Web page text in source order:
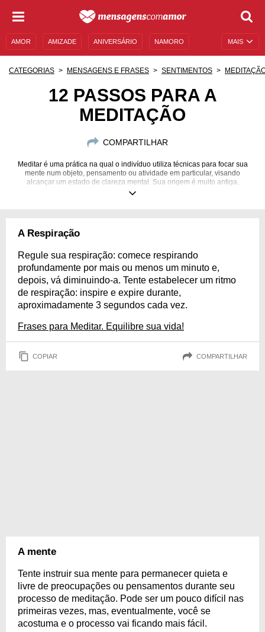
MAIS
AMOR AMIZADE ANIVERSÁRIO NAMORO
MENSAGENS E FRASES MENSAGENS DE ANIVERSÁRIO
CATEGORIAS MENSAGENS E FRASES SENTIMENTOS
12 PASSOS PARA A
MEDITAÇÃO
COMPARTILHAR
Meditar é uma prática na qual o indivíduo utiliza técnicas para focar sua
mente num objeto, pensamento ou atividade em particular, visando
alcançar um estado de clareza mental. Sua origem é muito antiga,
remontando às tradições orientais, especialmente a ioga. Aprenda como
A Respiração
Regule sua respiração: comece respirando
profundamente por mais ou menos um minuto e,
depois, vá diminuindo-a. Tente estabelecer um ritmo
de respiração: inspire e expire durante,
aproximadamente 3 segundos cada vez.
Frases para Meditar. Equilibre sua vida!
COPIAR COMPARTILHAR
A mente
Tente instruir sua mente para permanecer quieta e
livre de preocupações ou pensamentos durante seu
processo de meditação. Pode ser um pouco difícil nas
primeiras vezes, mas, eventualmente, você se
acostuma e o processo vai ficando mais fácil.